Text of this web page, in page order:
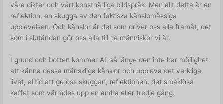
våra dikter och vårt konstnärliga bildspråk. Men allt detta är en
reflektion, en skugga av den faktiska känslomässiga
upplevelsen. Och känslor är det som driver oss alla framåt, det
som i slutändan gör oss alla till de människor vi är.
I grund och botten kommer AI, så länge den inte har möjlighet
att känna dessa mänskliga känslor och uppleva det verkliga
livet, alltid att ge oss skuggan, reflektionen, det smaklösa
kaffet som värmdes upp en andra eller tredje gång.